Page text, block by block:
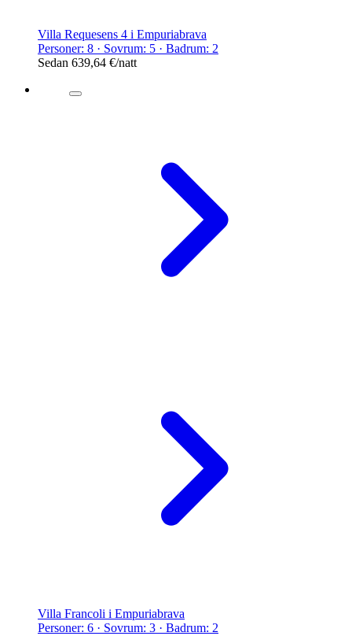
Villa Requesens 4 i Empuriabrava
Personer: 8 · Sovrum: 5 · Badrum: 2
Sedan 639,64 €/natt
Villa Francoli i Empuriabrava
Personer: 6 · Sovrum: 3 · Badrum: 2